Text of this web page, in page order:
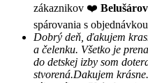
zákaznikov ❤️
spárovania s
Dobrý deň, ďakujem
a čelenku. Všetko je
do detskej izby som
stvorená.Dakujem